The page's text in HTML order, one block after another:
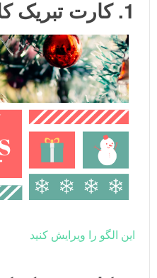
این الگو را ویرایش کنید